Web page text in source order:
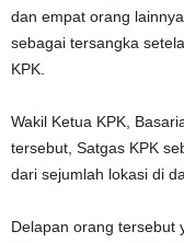
dan empat orang
sebagai tersangka
KPK.
Wakil Ketua KPK,
tersebut, Satgas KPK
dari sejumlah lokasi di
Delapan orang tersebut